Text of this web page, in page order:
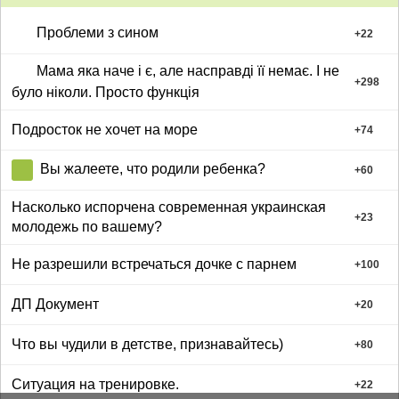
Проблеми з сином +22
Мама яка наче і є, але насправді її немає. І не
було ніколи. Просто функція
+298
Подросток не хочет на море +74
Вы жалеете, что родили ребенка? +60
Насколько испорчена современная украинская
молодежь по вашему?
+23
Не разрешили встречаться дочке с парнем +100
ДП Документ +20
Что вы чудили в детстве, признавайтесь) +80
Ситуация на тренировке. +22